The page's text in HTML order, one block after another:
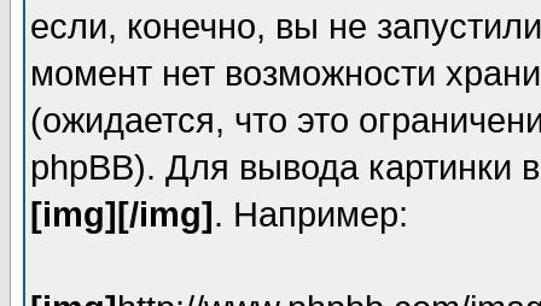
если, конечно, вы не
момент нет возможности
(ожидается, что это
phpBB). Для вывода картинки
[img][/img]. Например: